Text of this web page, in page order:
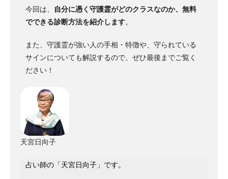
今回は、
自分に憑く守護霊がどのクラスなのか、無料
でできる診断方法を紹介します。
また、守護霊が強い人の手相・特徴や、守られている
サインについても解説するので、ぜひ最後までご覧く
ださい！
天宮日向子
占い師の「天宮日向子」です。